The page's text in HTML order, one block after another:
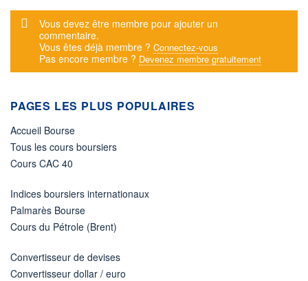
Message d'alerte
Vous devez être membre pour ajouter un
commentaire.
Vous êtes déjà membre ? Connectez-vous
Pas encore membre ? Devenez membre gratuitement
PAGES LES PLUS POPULAIRES
Accueil Bourse
Tous les cours boursiers
Cours CAC 40
Indices boursiers internationaux
Palmarès Bourse
Cours du Pétrole (Brent)
Convertisseur de devises
Convertisseur dollar / euro